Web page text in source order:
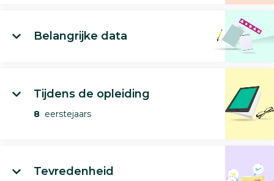
Belangrijke data
Tijdens de opleiding
8 eerstejaars
Tevredenheid